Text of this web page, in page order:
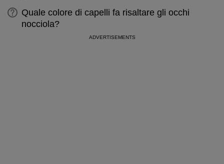
Quale colore di capelli fa risaltare gli occhi
nocciola?